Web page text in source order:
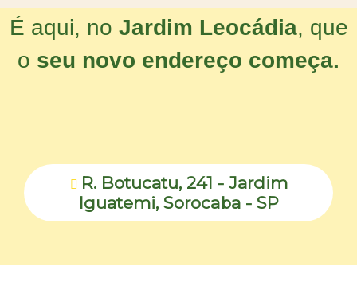
É aqui, no Jardim Leocádia, que
o seu novo endereço começa.
 R. Botucatu, 241 - Jardim
Iguatemi, Sorocaba - SP